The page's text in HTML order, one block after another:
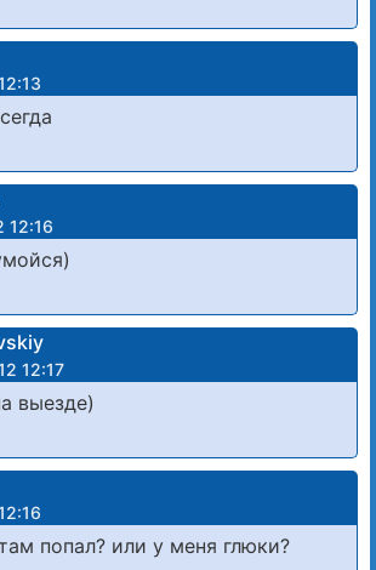
12:16
12:17
выезде)
попал? или у меня глюки?